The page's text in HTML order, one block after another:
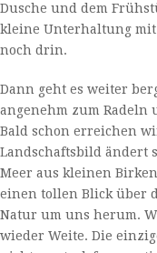
Dusche und dem
kleine Unterhaltung mit
noch drin.
Dann geht es weiter
angenehm zum Radeln
Bald schon erreichen
Landschaftsbild ändert
Meer aus kleinen
einen tollen Blick über
Natur um uns herum.
wieder Weite. Die